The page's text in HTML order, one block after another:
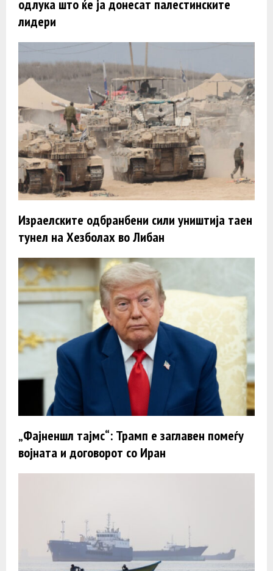
одлука што ќе ја донесат палестинските
лидери
Израелските одбранбени сили уништија таен
тунел на Хезболах во Либан
„Фајненшл тајмс“: Трамп e заглавен помеѓу
војната и договорот со Иран